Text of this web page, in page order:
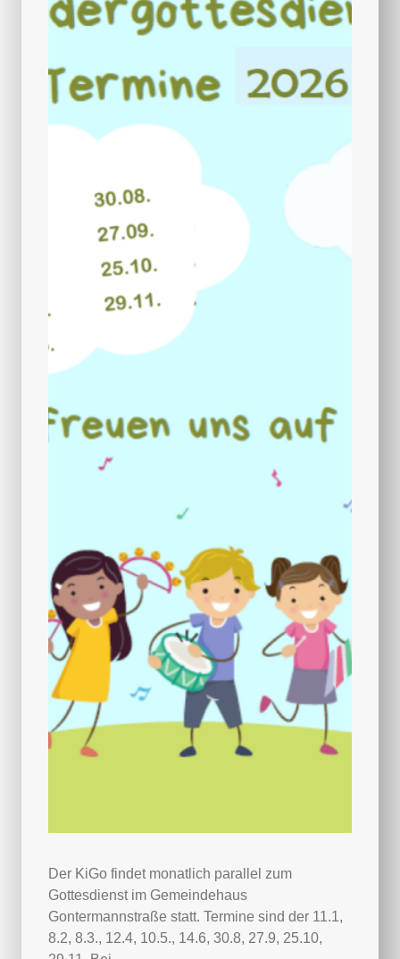
Der KiGo findet monatlich parallel zum
Gottesdienst im Gemeindehaus
Gontermannstraße statt. Termine sind der 11.1,
8.2, 8.3., 12.4, 10.5., 14.6, 30.8, 27.9, 25.10,